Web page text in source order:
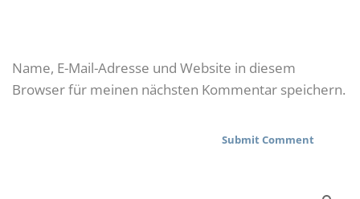
Name, E-Mail-Adresse und Website in diesem
Browser für meinen nächsten Kommentar speichern.